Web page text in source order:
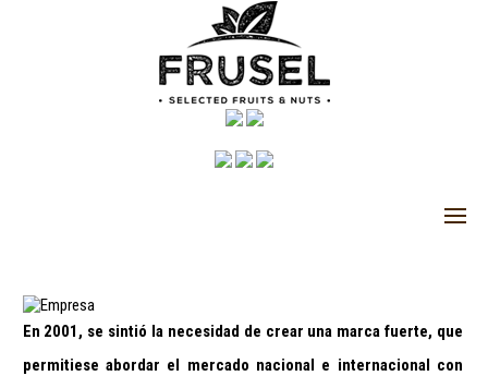
En 2001, se sintió la necesidad de crear una marca fuerte, que
permitiese abordar el mercado nacional e internacional con